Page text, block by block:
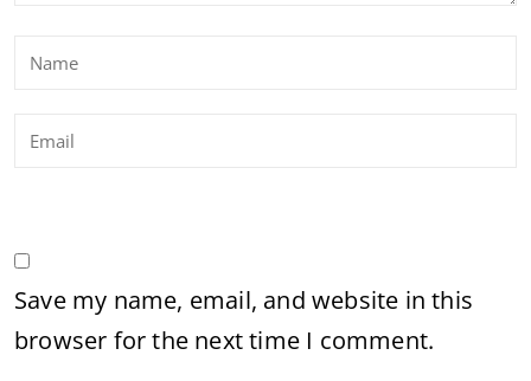
Save my name, email, and website in this
browser for the next time I comment.